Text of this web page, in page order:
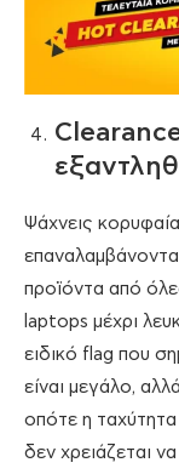
Ψάχνεις
προϊόντα από
laptops μέχρι
ειδικό flag που
είναι μεγάλο,
οπότε η ταχύτητα
δεν χρειάζεται